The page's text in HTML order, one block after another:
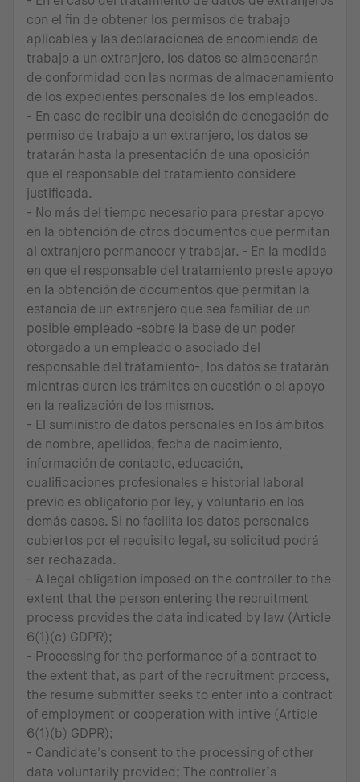
con el fin de obtener los permisos de trabajo
aplicables y las declaraciones de encomienda de
trabajo a un extranjero, los datos se almacenarán
de conformidad con las normas de almacenamiento
de los expedientes personales de los empleados.
- En caso de recibir una decisión de denegación de
permiso de trabajo a un extranjero, los datos se
tratarán hasta la presentación de una oposición
que el responsable del tratamiento considere
justificada.
- No más del tiempo necesario para prestar apoyo
en la obtención de otros documentos que permitan
al extranjero permanecer y trabajar. - En la medida
en que el responsable del tratamiento preste apoyo
en la obtención de documentos que permitan la
estancia de un extranjero que sea familiar de un
posible empleado -sobre la base de un poder
otorgado a un empleado o asociado del
responsable del tratamiento-, los datos se tratarán
mientras duren los trámites en cuestión o el apoyo
en la realización de los mismos.
- El suministro de datos personales en los ámbitos
de nombre, apellidos, fecha de nacimiento,
información de contacto, educación,
cualificaciones profesionales e historial laboral
previo es obligatorio por ley, y voluntario en los
demás casos. Si no facilita los datos personales
cubiertos por el requisito legal, su solicitud podrá
ser rechazada.
- A legal obligation imposed on the controller to the
extent that the person entering the recruitment
process provides the data indicated by law (Article
6(1)(c) GDPR);
- Processing for the performance of a contract to
the extent that, as part of the recruitment process,
the resume submitter seeks to enter into a contract
of employment or cooperation with intive (Article
6(1)(b) GDPR);
- Candidate's consent to the processing of other
data voluntarily provided; The controller’s